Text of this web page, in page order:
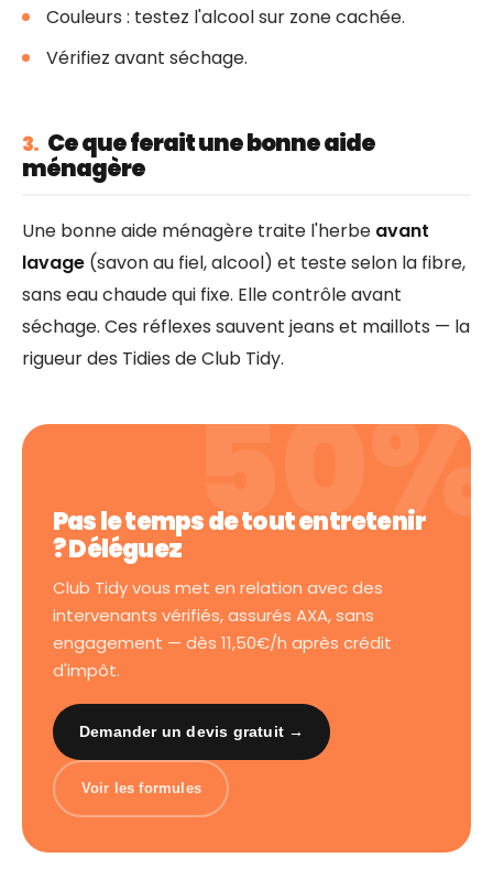
Couleurs : testez l'alcool sur zone cachée.
Vérifiez avant séchage.
3. Ce que ferait une bonne aide
ménagère
Une bonne aide ménagère traite l'herbe avant
lavage (savon au fiel, alcool) et teste selon la fibre,
sans eau chaude qui fixe. Elle contrôle avant
séchage. Ces réflexes sauvent jeans et maillots — la
rigueur des Tidies de Club Tidy.
Pas le temps de tout entretenir
? Déléguez
Club Tidy vous met en relation avec des
intervenants vérifiés, assurés AXA, sans
engagement — dès 11,50€/h après crédit
d'impôt.
Demander un devis gratuit →
Voir les formules